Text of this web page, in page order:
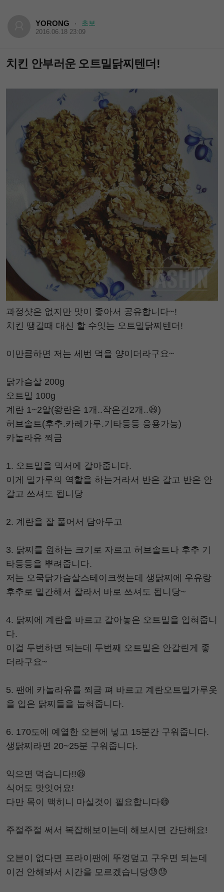
YORONG · 초보
2016.06.18 23:09
치킨 안부러운 오트밀닭찌텐더!
과정샷은 없지만 맛이 좋아서 공유합니다~!
치킨 땡길때 대신 할 수잇는 오트밀닭찌텐더!
이만큼하면 저는 세번 먹을 양이더라구요~
닭가슴살 200g
오트밀 100g
계란 1~2알(왕란은 1개..작은건2개..😆)
허브솔트(후추.카레가루.기타등등 응용가능)
카놀라유 쬐금
1. 오트밀을 믹서에 갈아줍니다.
이게 밀가루의 역할을 하는거라서 반은 갈고 반은 안
갈고 쓰셔도 됩니당
2. 계란을 잘 풀어서 담아두고
3. 닭찌를 원하는 크기로 자르고 허브솔트나 후추 기
타등등을 뿌려줍니다.
저는 오쿡닭가슴살스테이크썻는데 생닭찌에 우유랑
후추로 밑간해서 잘라서 바로 쓰셔도 됩니당~
4. 닭찌에 계란을 바르고 갈아놓은 오트밀을 입혀줍니
다.
이걸 두번하면 되는데 두번째 오트밀은 안갈린게 좋
더라구요~
5. 팬에 카놀라유를 쬐금 펴 바르고 계란오트밀가루옷
을 입은 닭찌들을 눕혀줍니다.
6. 170도에 예열한 오븐에 넣고 15분간 구워줍니다.
생닭찌라면 20~25분 구워줍니다.
익으면 먹습니다!!😆
식어도 맛잇어요!
다만 목이 맥히니 마실것이 필요합니다😅
주절주절 써서 복잡해보이는데 해보시면 간단해요!
오븐이 없다면 프라이팬에 뚜껑덮고 구우면 되는데
이건 안해봐서 시간을 모르겠습니당😓😓